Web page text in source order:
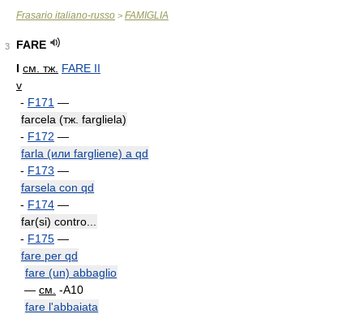
Frasario italiano-russo > FAMIGLIA
3
FARE
I см. тж. FARE II
v
- F171 —
farcela (тж. fargliela)
- F172 —
farla (или fargliene) a qd
- F173 —
farsela con qd
- F174 —
far(si) contro...
- F175 —
fare per qd
fare (un) abbaglio
— см. -A10
fare l'abbaiata